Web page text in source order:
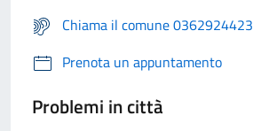
Chiama il comune 0362924423
Prenota un appuntamento
Problemi in città